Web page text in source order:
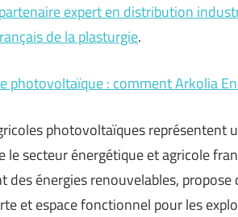
expert en distribution
de la plasturgie.
photovoltaïque : comment Arkolia
photovoltaïques représentent
le secteur énergétique et agricole
des énergies renouvelables,
et espace fonctionnel pour les